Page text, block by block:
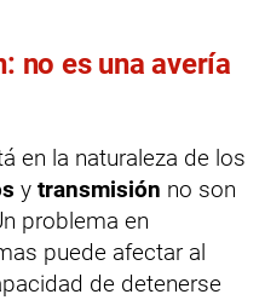
no es una avería
en la naturaleza de los
y transmisión no son
problema en
puede afectar al
de detenerse